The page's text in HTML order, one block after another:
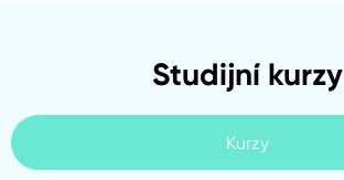
Studijní kurzy
Kurzy